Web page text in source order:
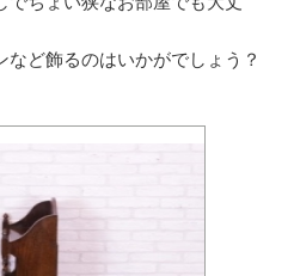
ど飾るのはいかがでしょう？